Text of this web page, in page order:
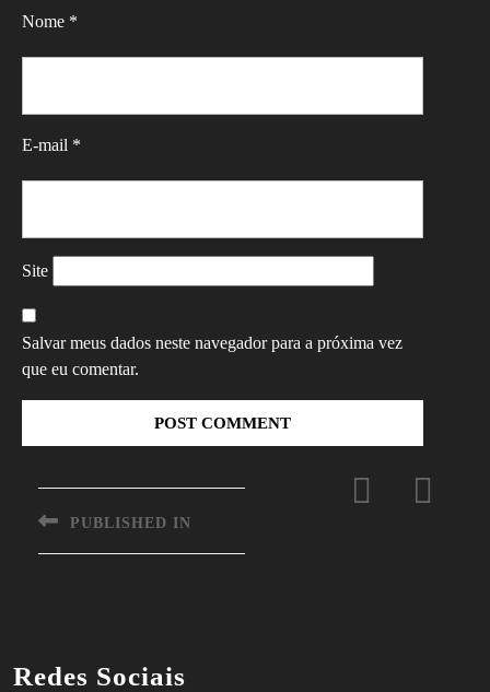
Nome *
E-mail *
Site
Salvar meus dados neste navegador para a próxima vez
que eu comentar.
de
PUBLISHED IN
Redes Sociais